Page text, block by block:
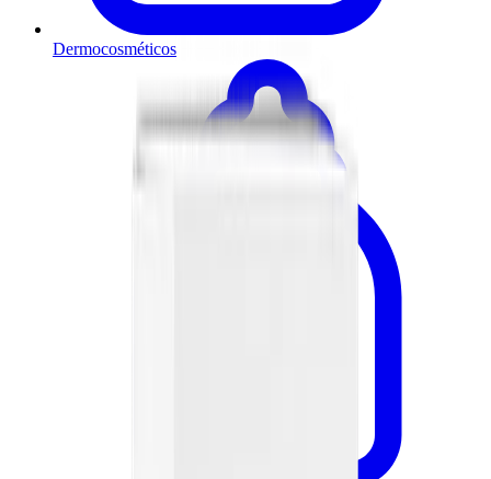
Dermocosméticos